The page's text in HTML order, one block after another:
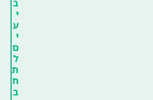
ב
י
ע
י
ם
ל
ת
ח
ב